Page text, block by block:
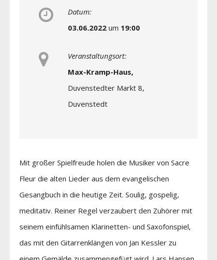
Datum:
03.06.2022 um 19:00
Veranstaltungsort:
Max-Kramp-Haus,
Duvenstedter Markt 8,
Duvenstedt
Mit großer Spielfreude holen die Musiker von Sacre
Fleur die alten Lieder aus dem evangelischen
Gesangbuch in die heutige Zeit. Soulig, gospelig,
meditativ. Reiner Regel verzaubert den Zuhörer mit
seinem einfühlsamen Klarinetten- und Saxofonspiel,
das mit den Gitarrenklängen von Jan Kessler zu